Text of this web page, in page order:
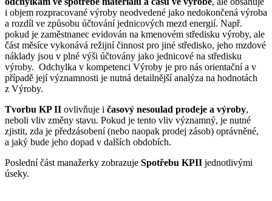
i objem rozpracované výroby neodvedené jako nedokončená výroba
a rozdíl ve způsobu účtování jednicových mezd energií. Např.
pokud je zaměstnanec evidován na kmenovém středisku výroby, ale
část měsíce vykonává režijní činnost pro jiné středisko, jeho mzdové
náklady jsou v plné výši účtovány jako jednicové na středisku
výroby. Odchylka v kompetenci Výroby je pro nás orientační a v
případě její významnosti je nutná detailnější analýza na hodnotách
z Výroby.
Tvorbu KP II ovlivňuje i časový nesoulad prodeje a výroby,
neboli vliv změny stavu. Pokud je tento vliv významný, je nutné
zjistit, zda je předzásobení (nebo naopak prodej zásob) oprávněné,
a jaký bude jeho dopad v dalších obdobích.
Poslední část manažerky zobrazuje Spotřebu KPII jednotlivými
úseky.